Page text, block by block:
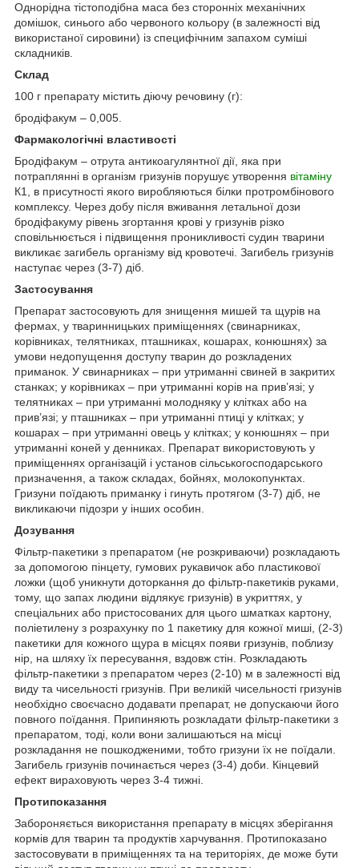
Однорідна тістоподібна маса без сторонніх механічних
домішок, синього або червоного кольору (в залежності від
використаної сировини) із специфічним запахом суміші
складників.
Склад
100 г препарату містить діючу речовину (г):
бродіфакум – 0,005.
Фармакологічні властивості
Бродіфакум – отрута антикоагулянтної дії, яка при
потраплянні в організм гризунів порушує утворення вітаміну
К1, в присутності якого виробляються білки протромбінового
комплексу. Через добу після вживання летальної дози
бродіфакуму рівень згортання крові у гризунів різко
сповільнюється і підвищення проникливості судин тварини
викликає загибель організму від кровотечі. Загибель гризунів
наступає через (3-7) діб.
Застосування
Препарат застосовують для знищення мишей та щурів на
фермах, у тваринницьких приміщеннях (свинарниках,
корівниках, телятниках, пташниках, кошарах, конюшнях) за
умови недопущення доступу тварин до розкладених
приманок. У свинарниках – при утриманні свиней в закритих
станках; у корівниках – при утриманні корів на прив’язі; у
телятниках – при утриманні молодняку у клітках або на
прив’язі; у пташниках – при утриманні птиці у клітках; у
кошарах – при утриманні овець у клітках; у конюшнях – при
утриманні коней у денниках. Препарат використовують у
приміщеннях організацій і установ сільськогосподарського
призначення, а також складах, бойнях, молокопунктах.
Гризуни поїдають приманку і гинуть протягом (3-7) діб, не
викликаючи підозри у інших особин.
Дозування
Фільтр-пакетики з препаратом (не розкриваючи) розкладають
за допомогою пінцету, гумових рукавичок або пластикової
ложки (щоб уникнути доторкання до фільтр-пакетиків руками,
тому, що запах людини відлякує гризунів) в укриттях, у
спеціальних або пристосованих для цього шматках картону,
поліетилену з розрахунку по 1 пакетику для кожної миші, (2-3)
пакетики для кожного щура в місцях появи гризунів, поблизу
нір, на шляху їх пересування, вздовж стін. Розкладають
фільтр-пакетики з препаратом через (2-10) м в залежності від
виду та чисельності гризунів. При великій чисельності гризунів
необхідно своєчасно додавати препарат, не допускаючи його
повного поїдання. Припиняють розкладати фільтр-пакетики з
препаратом, тоді, коли вони залишаються на місці
розкладання не пошкодженими, тобто гризуни їх не поїдали.
Загибель гризунів починається через (3-4) доби. Кінцевий
ефект вираховують через 3-4 тижні.
Протипоказання
Забороняється використання препарату в місцях зберігання
кормів для тварин та продуктів харчування. Протипоказано
застосовувати в приміщеннях та на територіях, де може бути